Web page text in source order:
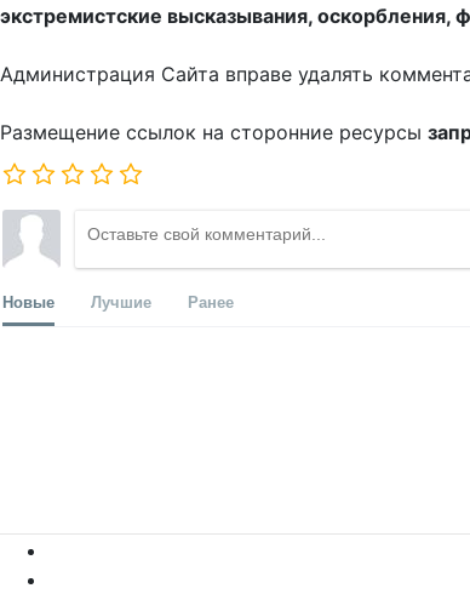
экстремистские высказывания, оскорбления,
Администрация Сайта вправе удалять
Размещение ссылок на сторонние ресурсы
Новые Лучшие Ранее